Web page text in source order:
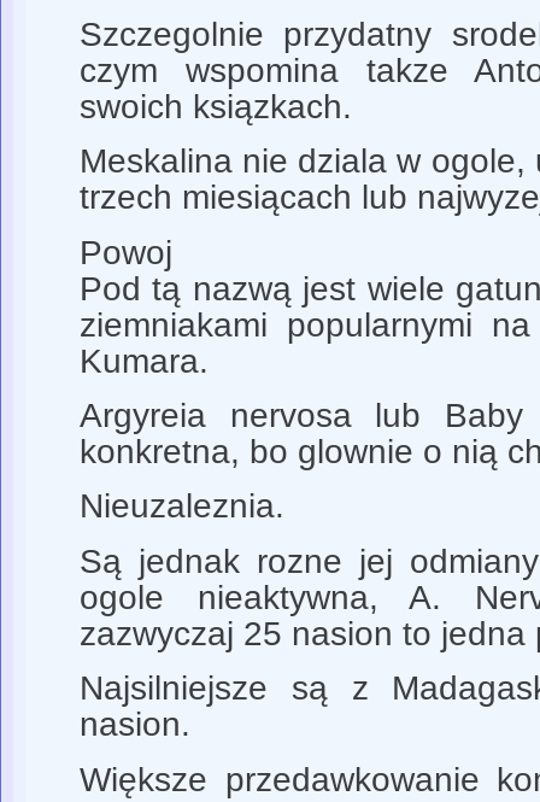
Szczegolnie przydatny
czym wspomina takze
swoich ksiązkach.
Meskalina nie dziala w
trzech miesiącach lub
Powoj
Pod tą nazwą jest wiele
ziemniakami popularnymi
Kumara.
Argyreia nervosa lub
konkretna, bo glownie o nią
Nieuzaleznia.
Są jednak rozne jej
ogole nieaktywna, A.
zazwyczaj 25 nasion to jedna
Najsilniejsze są z
nasion.
Większe przedawkowanie